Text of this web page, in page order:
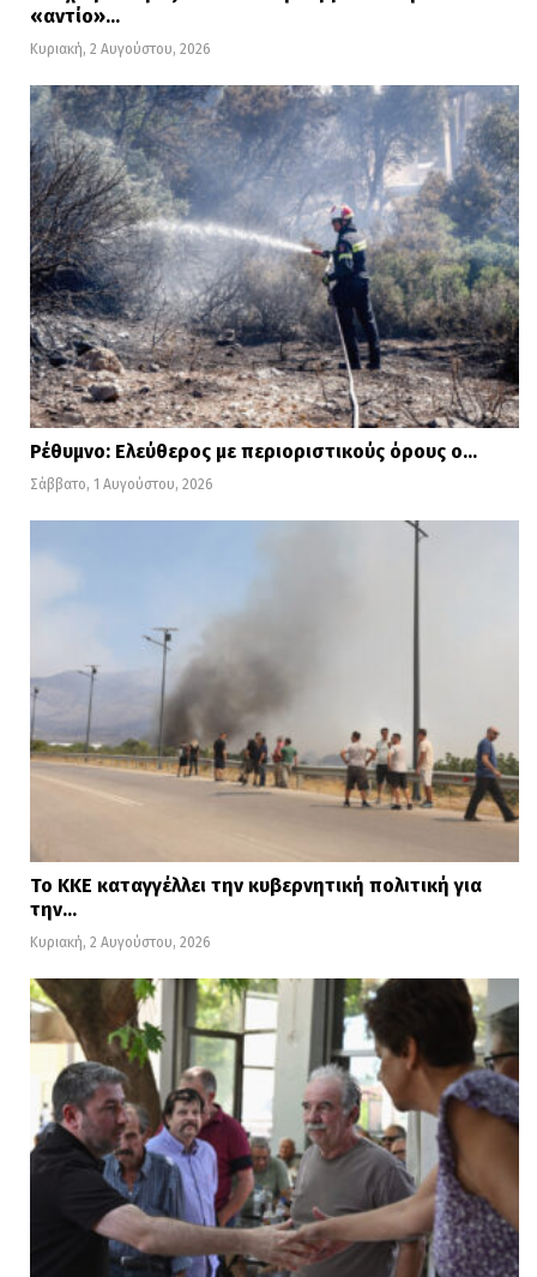
«αντίο»…
Κυριακή, 2 Αυγούστου, 2026
Ρέθυμνο: Ελεύθερος με περιοριστικούς όρους ο…
Σάββατο, 1 Αυγούστου, 2026
Το ΚΚΕ καταγγέλλει την κυβερνητική πολιτική για
την…
Κυριακή, 2 Αυγούστου, 2026